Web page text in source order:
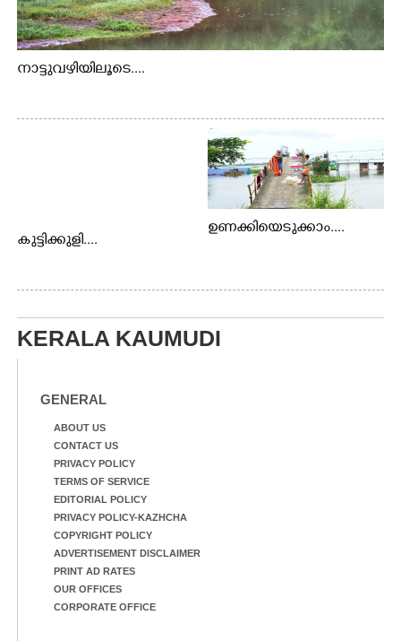
നാട്ടുവഴിയിലൂടെ....
കുട്ടിക്കുളി....
ഉണക്കിയെടുക്കാം....
KERALA KAUMUDI
GENERAL
ABOUT US
CONTACT US
PRIVACY POLICY
TERMS OF SERVICE
EDITORIAL POLICY
PRIVACY POLICY-KAZHCHA
COPYRIGHT POLICY
ADVERTISEMENT DISCLAIMER
PRINT AD RATES
OUR OFFICES
CORPORATE OFFICE